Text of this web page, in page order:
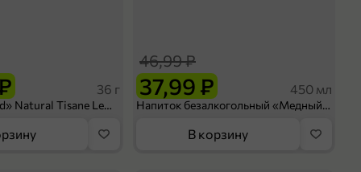
36 г
Чай «Greenfield» Natural Tisane Lemongrass & Schisandra, 20 пирамидок, 36 г
37,99 ₽
46,99 ₽
450 мл
Напиток безалкогольный «Медный Великан» Мохито-клубника, 450 мл
В корзину